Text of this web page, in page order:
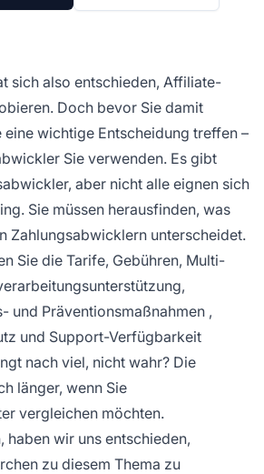
sich also entschieden, Affiliate-
Doch bevor Sie damit
eine wichtige Entscheidung treffen –
Sie verwenden. Es gibt
aber nicht alle eignen sich
Sie müssen herausfinden, was
Zahlungsabwicklern unterscheidet.
Sie die Tarife, Gebühren, Multi-
und Präventionsmaßnahmen ,
und Support-Verfügbarkeit
nach viel, nicht wahr? Die
länger, wenn Sie
vergleichen möchten.
haben wir uns entschieden,
zu diesem Thema zu